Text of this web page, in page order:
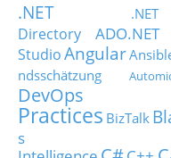
.NET
Directory
ADO.NET
StudioAngular
ndsschätzung
DevOps
Practices BizTalk
s